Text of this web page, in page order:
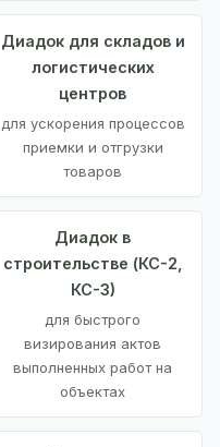
Диадок для складов и
логистических
центров
для ускорения процессов
приемки и отгрузки
товаров
Диадок в
строительстве (КС-2,
КС-3)
для быстрого
визирования актов
выполненных работ на
объектах